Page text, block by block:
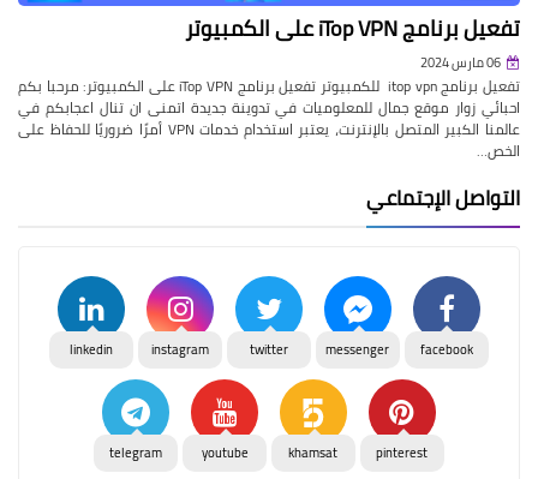
تفعيل برنامج iTop VPN على الكمبيوتر
06 مارس 2024
تفعيل برنامج itop vpn للكمبيوتر تفعيل برنامج iTop VPN على الكمبيوتر: مرحبا بكم
احبائي زوار موقع جمال للمعلوميات في تدوينة جديدة اتمنى ان تنال اعجابكم في
عالمنا الكبير المتصل بالإنترنت، يعتبر استخدام خدمات VPN أمرًا ضروريًا للحفاظ على
الخص…
التواصل الإجتماعي
facebook
messenger
twitter
instagram
linkedin
pinterest
khamsat
youtube
telegram